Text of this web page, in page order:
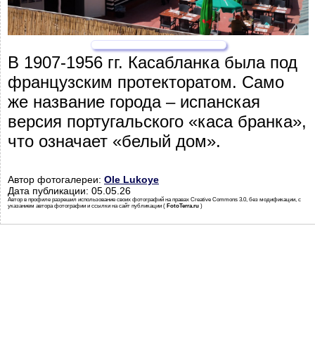
В 1907-1956 гг. Касабланка была под
французским протекторатом. Само
же название города – испанская
версия португальского «каса бранка»,
что означает «белый дом».
Автор фотогалереи: Ole Lukoye
Дата публикации: 05.05.26
Автор в профиле разрешил использование своих фотографий на правах Creative Commons 3.0, без модификации, с
указанием автора фотографии и ссылки на сайт публикации ( FotoTerra.ru )